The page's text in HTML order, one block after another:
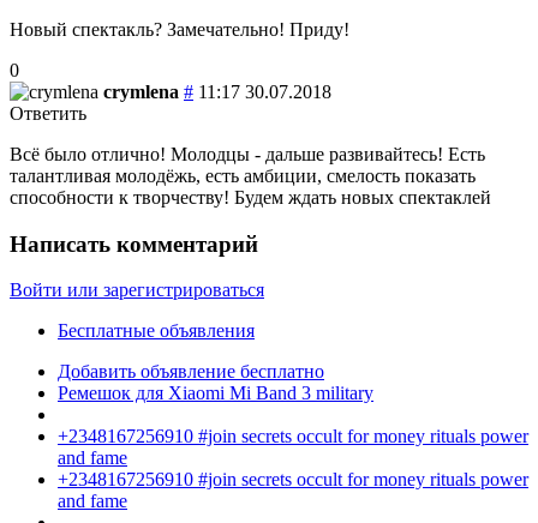
Новый спектакль? Замечательно! Приду!
0
crymlena # 11:17 30.07.2018
Ответить
Всё было отлично! Молодцы - дальше развивайтесь! Есть
талантливая молодёжь, есть амбиции, смелость показать
способности к творчеству! Будем ждать новых спектаклей
Написать комментарий
Войти или зарегистрироваться
Бесплатные объявления
Добавить объявление бесплатно
Ремешок для Xiaomi Mi Band 3 military
+2348167256910 #join secrets occult for money rituals power
and fame
+2348167256910 #join secrets occult for money rituals power
and fame